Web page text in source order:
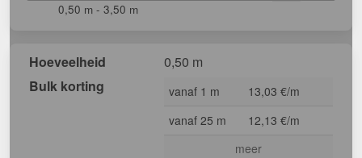
0,50 m - 3,50 m
Hoeveelheid
0,50 m
Bulk korting
vanaf 1 m
13,03 €/m
vanaf 25 m
12,13 €/m
meer